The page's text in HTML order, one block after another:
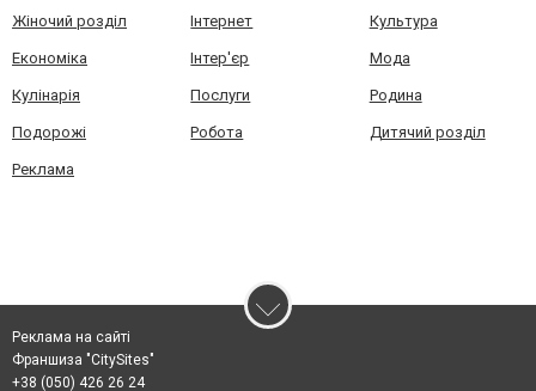
Жіночий розділ Інтернет Культура
Економіка Інтер'єр Мода
Кулінарія Послуги Родина
Подорожі Робота Дитячий розділ
Реклама
Реклама на сайті
Франшиза "CitySites"
+38 (050) 426 26 24